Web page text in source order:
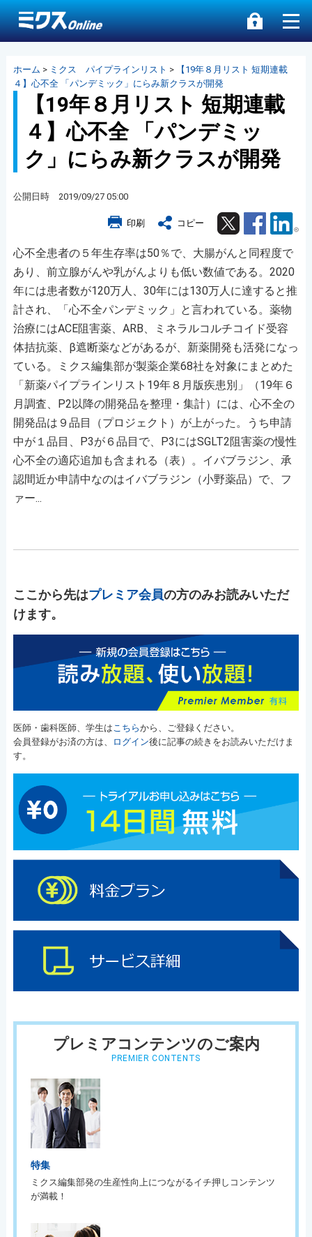
ホーム > ミクス パイプラインリスト >
【19年８月リスト 短期連載
４】心不全 「パンデミック」にらみ新クラスが開発
【19年８月リスト 短期連載
４】心不全 「パンデミッ
ク」にらみ新クラスが開発
公開日時 2019/09/27 05:00
印刷 コピー Twitter Facebook
心不全患者の５年生存率は50％で、大腸がんと同程度で
あり、前立腺がんや乳がんよりも低い数値である。2020
年には患者数が120万人、30年には130万人に達すると推
計され、「心不全パンデミック」と言われている。薬物
治療にはACE阻害薬、ARB、ミネラルコルチコイド受容
体拮抗薬、β遮断薬などがあるが、新薬開発も活発になっ
ている。ミクス編集部が製薬企業68社を対象にまとめた
「新薬パイプラインリスト19年８月版疾患別」（19年６
月調査、P2以降の開発品を整理・集計）には、心不全の
開発品は９品目（プロジェクト）が上がった。うち申請
中が１品目、P3が６品目で、P3にはSGLT2阻害薬の慢性
心不全の適応追加も含まれる（表）。イバブラジン、承
認間近か申請中なのはイバブラジン（小野薬品）で、フ
ァー...
ここから先はプレミア会員の方のみお読みいただ
けます。
医師・歯科医師、学生はこちらから、ご登録ください。
会員登録がお済の方は、
ログイン後に記事の続きをお読みいただけま
す。
プレミアコンテンツのご案内
PREMIER CONTENTS
特集
ミクス編集部発の生産性向上につながるイチ押しコンテンツ
が満載！